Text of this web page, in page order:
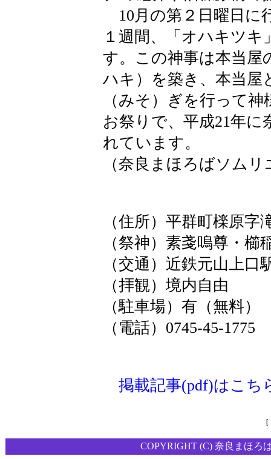
10月の第２日曜日に
１週間、「オハキツ
す。この神事は本当屋
ハキ）を築き、本当屋
（みそ）ぎを行って
お祭りで、平成21年に
れています。
（奈良まほろばソム
（住所）平群町檪原字
（祭神）素戔嗚尊・櫛
（交通）近鉄元山上口
（拝観）境内自由
（駐車場）有（無料）
（電話）0745‐45‐1775
掲載記事(pdf)はこち
［
COPYRIGHT (C) 奈良まほろ